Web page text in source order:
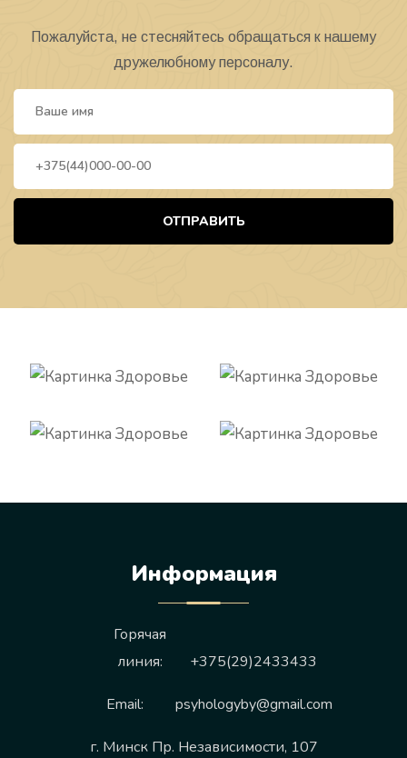
Пожалуйста, не стесняйтесь обращаться к нашему
дружелюбному персоналу.
ОТПРАВИТЬ
Информация
Горячая
линия:
+375(29)2433433
Email: psyhologyby@gmail.com
г. Минск Пр. Независимости, 107